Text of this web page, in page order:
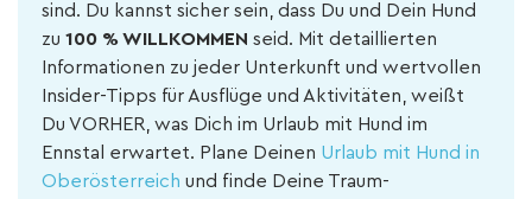
sind. Du kannst sicher sein, dass Du und Dein Hund
zu 100 % WILLKOMMEN seid. Mit detaillierten
Informationen zu jeder Unterkunft und wertvollen
Insider-Tipps für Ausflüge und Aktivitäten, weißt
Du VORHER, was Dich im Urlaub mit Hund im
Ennstal erwartet. Plane Deinen Urlaub mit Hund in
Oberösterreich und finde Deine Traum-